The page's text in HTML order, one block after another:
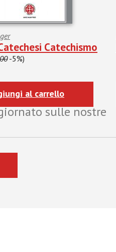
Catechismo
-5%)
al carrello
sulle nostre